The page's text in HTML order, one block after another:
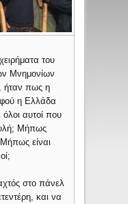
του
Μνημονίων
ήταν πως η
η Ελλάδα
όλοι αυτοί που
Μήπως
είναι
στο πάνελ
και να